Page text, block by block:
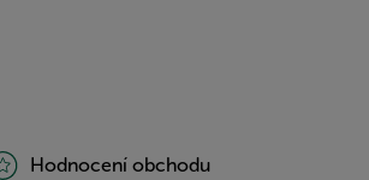
Hodnocení obchodu